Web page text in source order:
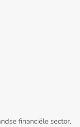
financiële sector.